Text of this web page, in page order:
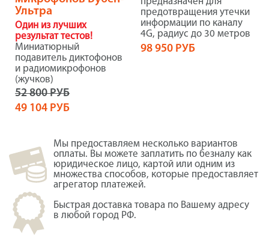
Ультра
Один из лучших
результат тестов!
Миниатюрный
подавитель диктофонов
и радиомикрофонов
(жучков)
52 800 РУБ
49 104 РУБ
предотвращения утечки
информации по каналу
4G, радиус до 30 метров
98 950 РУБ
Мы предоставляем несколько вариантов
оплаты. Вы можете заплатить по безналу как
юридическое лицо, картой или одним из
множества способов, которые предоставляет
агрегатор платежей.
Быстрая доставка товара по Вашему адресу
в любой город РФ.